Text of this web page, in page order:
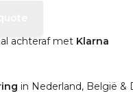
achteraf met Klarna
in Nederland, België &